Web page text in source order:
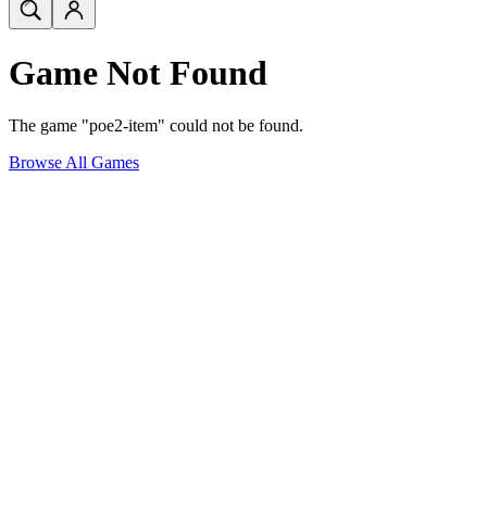
Game Not Found
The game "poe2-item" could not be found.
Browse All Games